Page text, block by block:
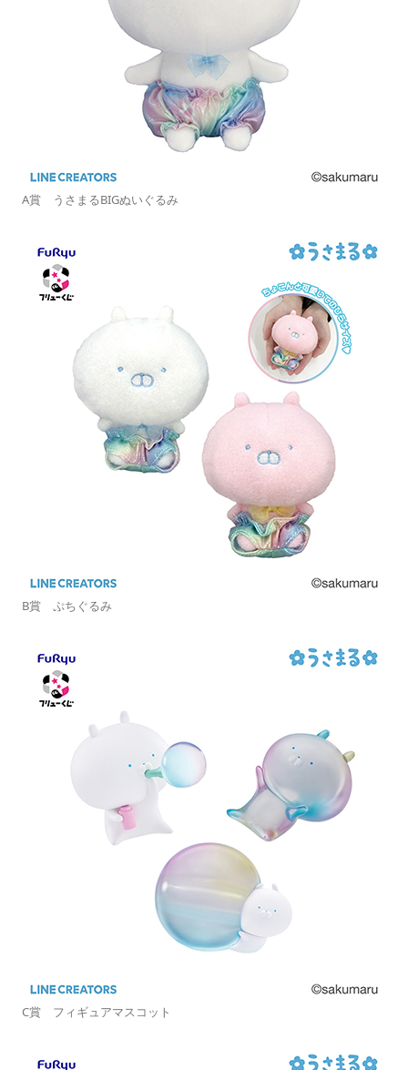
A賞 うさまるBIGぬいぐるみ
B賞 ぷちぐるみ
C賞 フィギュアマスコット